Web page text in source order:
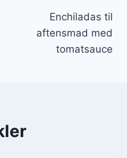
Enchiladas til
aftensmad med
tomatsauce